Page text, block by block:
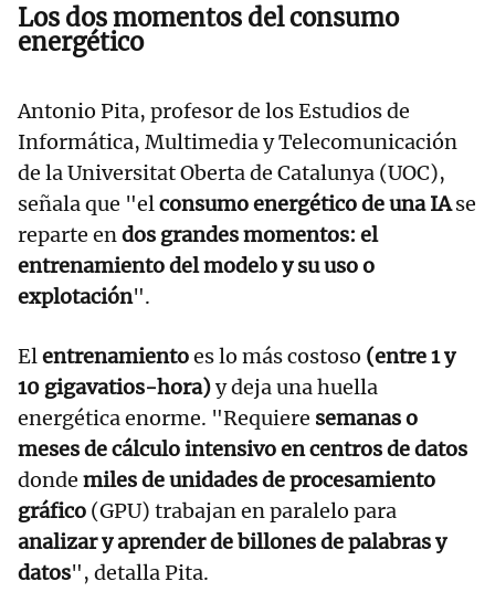
Los dos momentos del consumo
energético
Antonio Pita, profesor de los Estudios de
Informática, Multimedia y Telecomunicación
de la Universitat Oberta de Catalunya (UOC),
señala que "elconsumo energético de una IAse
reparte endos grandes momentos: el
entrenamiento del modelo y su uso o
explotación".
Elentrenamientoes lo más costoso (entre 1 y
10 gigavatios-hora)y deja una huella
energética enorme. "Requiere semanas o
meses de cálculo intensivo en centros de datos
donde miles de unidades de procesamiento
gráfico (GPU) trabajan en paralelo para
analizar y aprender de billones de palabras y
datos", detalla Pita.